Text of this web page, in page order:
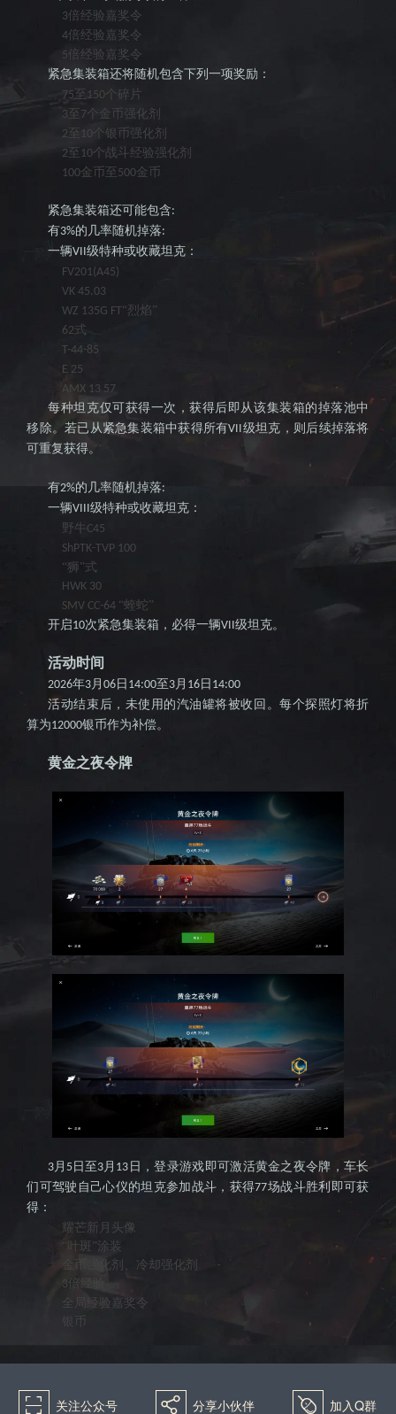
3倍经验嘉奖令
4倍经验嘉奖令
5倍经验嘉奖令
紧急集装箱还将随机包含下列一项奖励：
75至 150个碎片
3至7个金币强化剂
2至 10 个银币强化剂
2至 10个战斗经验强化剂
100金币至500金币
紧急集装箱还可能包含:
有3%的几率随机掉落:
一辆VII级特种或收藏坦克：
FV201(A45)
VK 45.03
WZ 135G FT“烈焰”
62式
T-44-85
E 25
AMX 13 57
每种坦克仅可获得一次，获得后即从该集装箱的掉落池中
移除。若已从紧急集装箱中获得所有VII级坦克，则后续掉落将
可重复获得。
有2%的几率随机掉落:
一辆VIII级特种或收藏坦克：
野牛 C45
ShPTK-TVP 100
“狮”式
HWK 30
SMV CC-64 “蝰蛇”
开启10次紧急集装箱，必得一辆VII级坦克。
活动时间
2026年3 月06日 14:00至3 月 16日 14:00
活动结束后，未使用的汽油罐将被收回。每个探照灯将折
算为12000银币作为补偿。
黄金之夜令牌
3 月 5日至3 月 13 日，登录游戏即可激活黄金之夜令牌，车长
们可驾驶自己心仪的坦克参加战斗，获得77场战斗胜利即可获
得：
耀芒新月头像
“叶斑”涂装
金币强化剂、冷却强化剂
3 倍经验
全局经验嘉奖令
银币
򰀁 关注公众号 򰀂 分享小伙伴 򰀄 加入Q群